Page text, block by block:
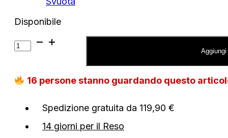
Disponibile
Pullover
Armani
coste
quantità
16 persone stanno guardando questo
Spedizione gratuita da 119,90 €
14 giorni per il Reso